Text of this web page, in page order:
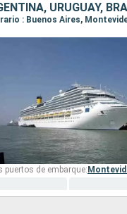
URUGUAY,
: Buenos Aires,
puertos de embarque: